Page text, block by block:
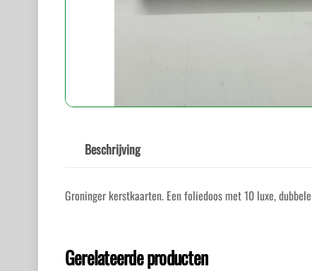
Beschrijving
Groninger kerstkaarten. Een foliedoos met 10 luxe,
Gerelateerde producten